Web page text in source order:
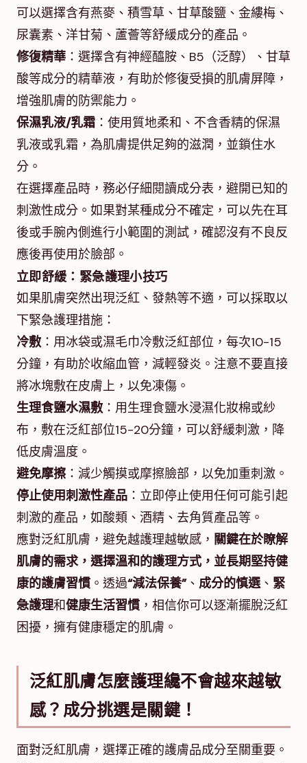
可以選擇含有燕麥、積雪草、甘草酸鹽、金縷梅、
尿囊素、洋甘菊、蘆薈等舒緩成分的產品。
修復精華 ：選擇含有神經醯胺、B5（泛醇）、甘草
酸等成分的精華液，有助於修復受損的肌膚屏障，
增強肌膚的防禦能力。
保濕乳液/乳霜 ：使用質地柔和、不含香精的保濕
乳液或乳霜，為肌膚提供足夠的滋潤，並鎖住水
分。
在選擇產品時，務必仔細閱讀成分表，避開已知的
刺激性成分。如果對某種成分不確定，可以先在耳
後或手腕內側進行小範圍的測試，確認沒有不良反
應後再使用於臉部。
立即舒緩：緊急護理小技巧
如果肌膚突然出現泛紅、發熱等不適，可以採取以
下緊急護理措施：
冷敷：用冰袋或濕毛巾冷敷泛紅部位，每次10-15
分鐘，有助於收縮血管，減輕發炎。注意不要直接
將冰塊敷在皮膚上，以免凍傷。
生理食鹽水濕敷：用生理食鹽水浸濕化妝棉或紗
布，敷在泛紅部位15-20分鐘，可以舒緩刺激，降
低皮膚溫度。
避免摩擦：減少觸摸或摩擦臉部，以免加重刺激。
停止使用刺激性產品 ：立即停止使用任何可能引起
刺激的產品，如酸類、酒精、去角質產品等。
應對泛紅肌膚，避免越護理越敏感， 關鍵在於瞭解
肌膚的需求，選擇溫和的護理方式，並長期堅持健
康的護膚習慣 。透過“減法保養”、 成分的慎選、 緊
急護理和健康生活習慣 ，相信你可以逐漸擺脫泛紅
困擾，擁有健康穩定的肌膚。
泛紅肌膚怎麼護理纔不會越來越敏
感？成分挑選是關鍵！
面對泛紅肌膚，選擇正確的護膚品成分至關重要。